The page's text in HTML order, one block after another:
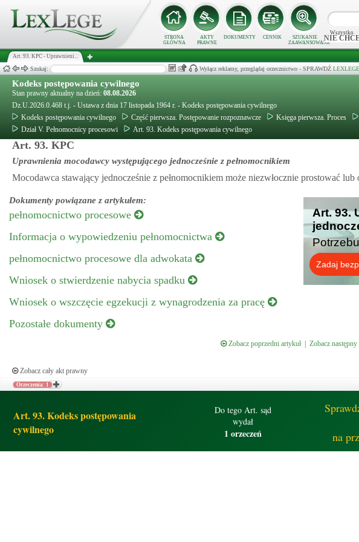
STRONA
GŁÓWNA
AKTY
PRAWNE
DOKUMENTY CENNIK
SZUKANIE
ZAAWANSOWANE
Wszystko
NIE
Art. 93. KPC - Uprawnieni...
Szukaj: Wyłącz reklamy, przeglądaj orzecznictwo - SPRAWDŹ
Kodeks postępowania cywilnego
Stan prawny aktualny na dzień: 08.08.2026
Dz.U.2026.0.468 t.j. - Ustawa z dnia 17 listopada 1964 r. - Kodeks postępowania cywilnego
Kodeks postępowania cywilnego
Część pierwsza. Postępowanie rozpoznawcze Księga pierwsza. Proces
Dział V. Pełnomocnicy procesowi
Art. 93. Kodeks postępowania cywilnego
Art. 93. KPC
Uprawnienia mocodawcy występującego jednocześnie z pełnomocnikiem
Mocodawca stawający jednocześnie z pełnomocnikiem może niezwłocznie prostować
Dokumenty powiązane z artykułem:
pełnomocnictwo procesowe
Informacja o wypowiedzeniu pełnomocnictwa
pełnomocnictwo procesowe dla adwokata
Wniosek o stwierdzenie nabycia spadku
Wniosek o wszczęcie egzekucji z wynagrodzenia za pracę
Pozostałe dokumenty
Art. 93.
Zadaj
Zobacz poprzedni artykuł| Zobacz następny
Zobacz cały akt prawny
Orzeczenia: 1
Art. 93. Kodeks postępowania
cywilnego
Do tego Art. sąd
wydał
1 orzeczeń
na